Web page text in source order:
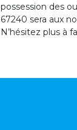
possession des
67240 sera aux
N’hésitez plus à